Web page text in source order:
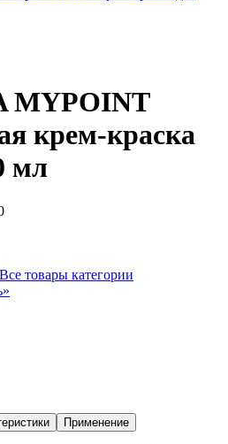
MYPOINT
крем-краска
мл
Все товары категории
»
Применение